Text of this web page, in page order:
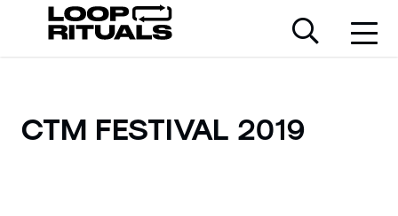
CTM FESTIVAL 2019